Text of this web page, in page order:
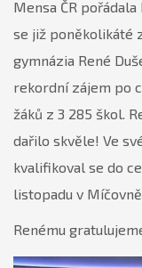
Mensa ČR
se již poněkolikáté
gymnázia René
rekordní zájem po
žáků z 3 285 škol.
dařilo skvěle! Ve
kvalifikoval se do
listopadu v
Renému